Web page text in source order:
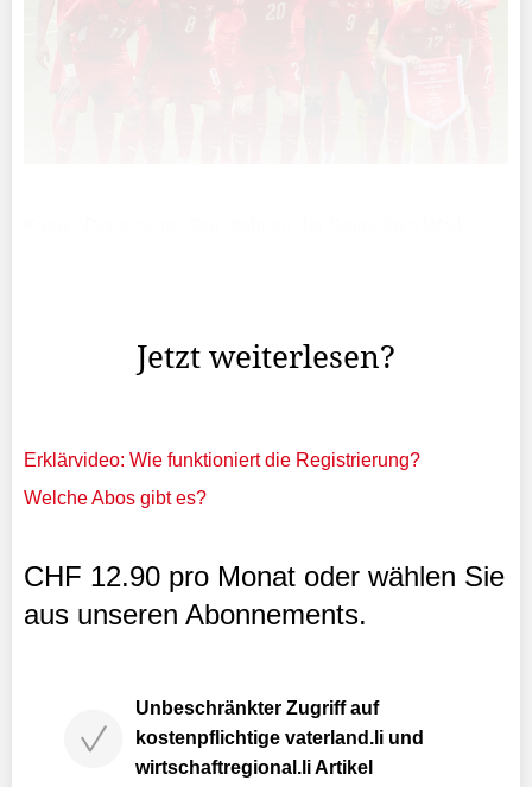
Jetzt weiterlesen?
Erklärvideo: Wie funktioniert die Registrierung?
Welche Abos gibt es?
CHF 12.90 pro Monat oder wählen Sie
aus unseren Abonnements.
Unbeschränkter Zugriff auf
kostenpflichtige vaterland.li und
wirtschaftregional.li Artikel